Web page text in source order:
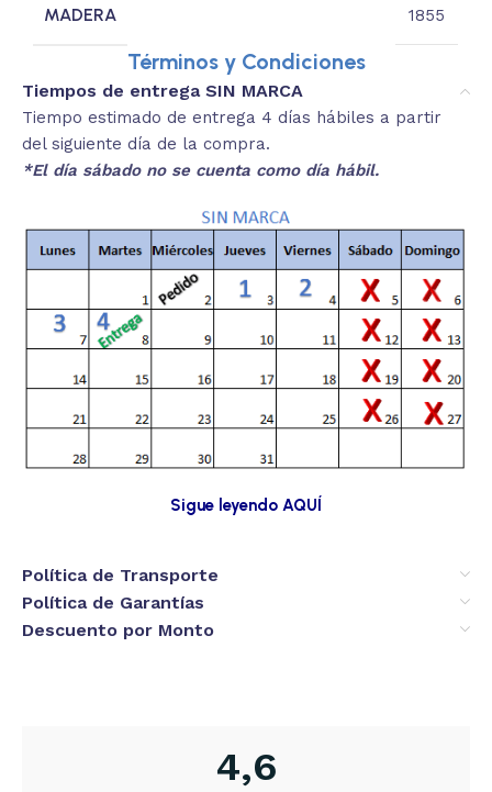
MADERA 1855
Términos y Condiciones
Tiempos de entrega SIN MARCA
Tiempo estimado de entrega 4 días hábiles a partir
del siguiente día de la compra.
*El día sábado no se cuenta como día hábil.
Sigue leyendo AQUÍ
Política de Transporte
Política de Garantías
Descuento por Monto
4,6